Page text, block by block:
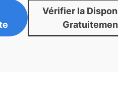
Vérifier la